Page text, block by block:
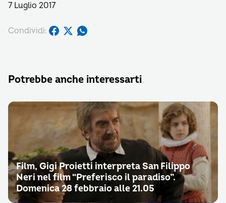
7 Luglio 2017
Condividi:
Potrebbe anche interessarti
Film, Gigi Proietti interpreta San Filippo
Neri nel film “Preferisco il paradiso”.
Domenica 28 febbraio alle 21.05